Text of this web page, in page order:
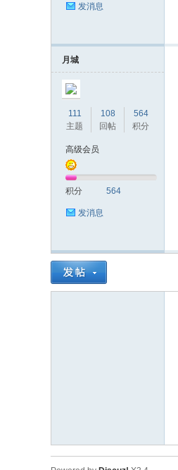
社
发消息
月城
111
主题
108
回帖
564
积分
高级会员
积分 564
发消息